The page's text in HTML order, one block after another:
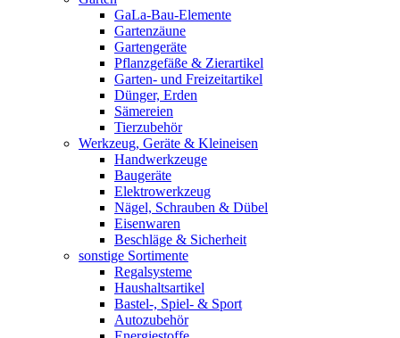
GaLa-Bau-Elemente
Gartenzäune
Gartengeräte
Pflanzgefäße & Zierartikel
Garten- und Freizeitartikel
Dünger, Erden
Sämereien
Tierzubehör
Werkzeug, Geräte & Kleineisen
Handwerkzeuge
Baugeräte
Elektrowerkzeug
Nägel, Schrauben & Dübel
Eisenwaren
Beschläge & Sicherheit
sonstige Sortimente
Regalsysteme
Haushaltsartikel
Bastel-, Spiel- & Sport
Autozubehör